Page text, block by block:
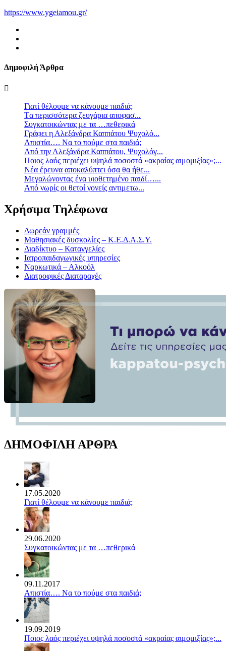
https://www.ygeiamou.gr/
Δημοφιλή Άρθρα
Γιατί θέλουμε να κάνουμε παιδιά;
Tα περισσότερα ζευγάρια αποφασ...
Συγκατοικώντας με τα …πεθερικά
Γράφει η Αλεξάνδρα Καππάτου Ψυχολό...
Απιστία…. Να το πούμε στα παιδιά;
Από την Αλεξάνδρα Καππάτου, Ψυχολόγ...
Ποιος λαός περιέχει υψηλά ποσοστά «ακραίας αιμομιξίας»;...
Νέα έρευνα αποκαλύπτει όσα θα ήθε...
Mεγαλώνοντας ένα υιοθετημένο παιδί…...
Aπό νωρίς οι θετοί γονείς αντιμετω...
Χρήσιμα Τηλέφωνα
Δωρεάν γραμμές
Μαθησιακές δυσκολίες – Κ.Ε.Δ.Α.Σ.Υ.
Διαδίκτυο – Καταγγελίες
Ιατροπαιδαγωγικές υπηρεσίες
Ναρκωτικά – Αλκοόλ
Διατροφικές Διαταραχές
ΔΗΜΟΦΙΛΗ ΑΡΘΡΑ
17.05.2020
Γιατί θέλουμε να κάνουμε παιδιά;
29.06.2020
Συγκατοικώντας με τα …πεθερικά
09.11.2017
Απιστία…. Να το πούμε στα παιδιά;
19.09.2019
Ποιος λαός περιέχει υψηλά ποσοστά «ακραίας αιμομιξίας»;...